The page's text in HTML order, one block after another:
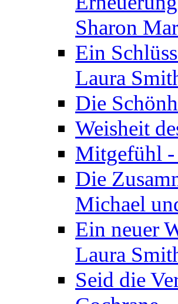
Sharon
Ein
Laura
Die
Weisheit
Mitgefühl -
Die
Michael
Ein neuer
Laura
Seid die